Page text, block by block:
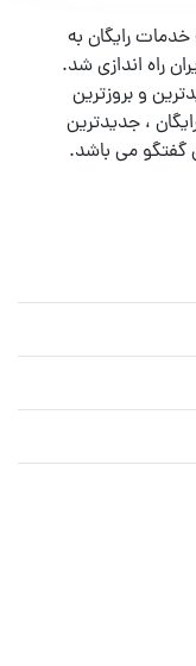
با هدف ارائه خدمات رایگان به
راه اندازی شد.
و بروزترین
، جدیدترین
گفتگو می باشد.